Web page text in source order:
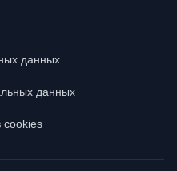
данных
данных
cookies